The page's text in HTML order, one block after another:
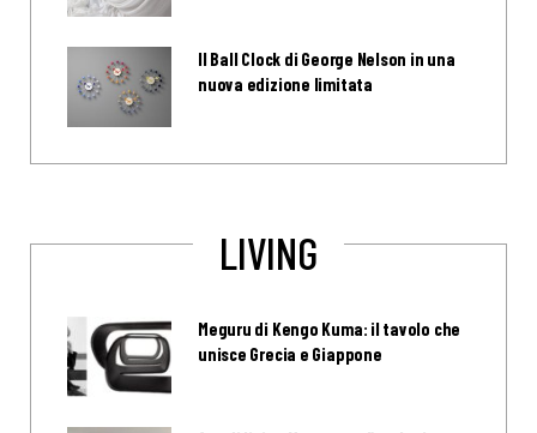
Il Ball Clock di George Nelson in una
nuova edizione limitata
LIVING
Meguru di Kengo Kuma: il tavolo che
unisce Grecia e Giappone